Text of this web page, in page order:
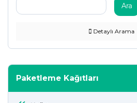
Ara
Detaylı Arama
Paketleme Kağıtları